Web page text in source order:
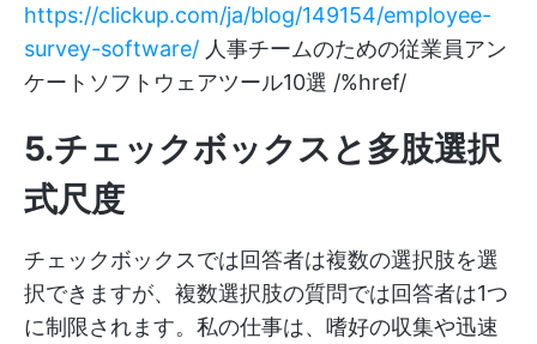
https://clickup.com/ja/blog/149154/employee-
survey-software/ 人事チームのための従業員アン
ケートソフトウェアツール10選 /%href/
5.チェックボックスと多肢選択
式尺度
チェックボックスでは回答者は複数の選択肢を選
択できますが、複数選択肢の質問では回答者は1つ
に制限されます。私の仕事は、嗜好の収集や迅速